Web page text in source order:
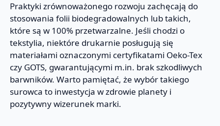
Praktyki zrównoważonego rozwoju zachęcają do
stosowania folii biodegradowalnych lub takich,
które są w 100% przetwarzalne. Jeśli chodzi o
tekstylia, niektóre drukarnie posługują się
materiałami oznaczonymi certyfikatami Oeko-Tex
czy GOTS, gwarantującymi m.in. brak szkodliwych
barwników. Warto pamiętać, że wybór takiego
surowca to inwestycja w zdrowie planety i
pozytywny wizerunek marki.